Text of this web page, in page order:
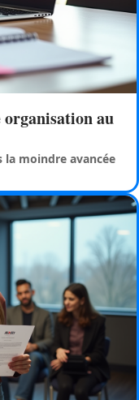
au
la moindre avancée